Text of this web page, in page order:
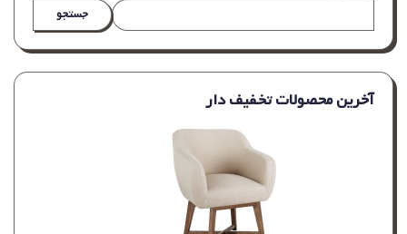
جستجو
آخرین محصولات تخفیف دار